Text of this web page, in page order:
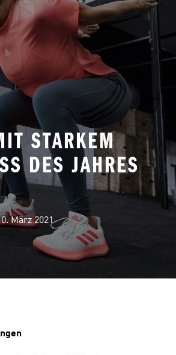
STARKEM
DES JAHRES
März 2021